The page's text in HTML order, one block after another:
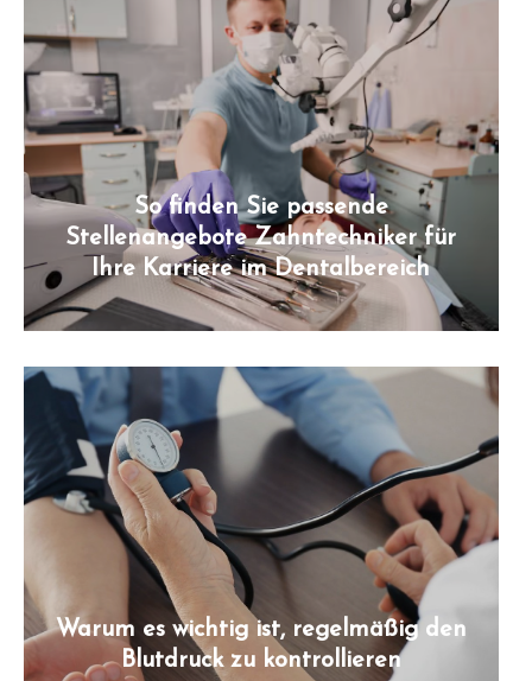
So finden Sie passende
Stellenangebote Zahntechniker für
Ihre Karriere im Dentalbereich
Warum es wichtig ist, regelmäßig den
Blutdruck zu kontrollieren